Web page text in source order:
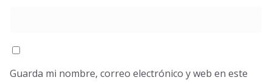
Guarda mi nombre, correo electrónico y web en este